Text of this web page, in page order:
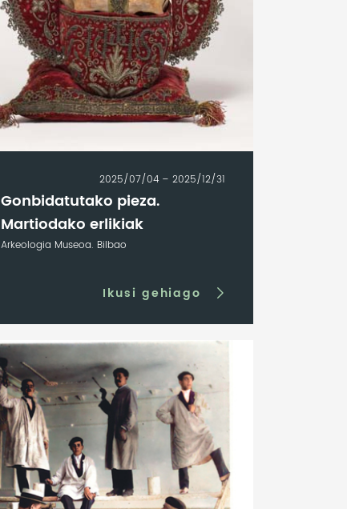
2025/07/04 – 2025/12/31
Gonbidatutako pieza.
Martiodako erlikiak
Arkeologia Museoa. Bilbao
Ikusi gehiago